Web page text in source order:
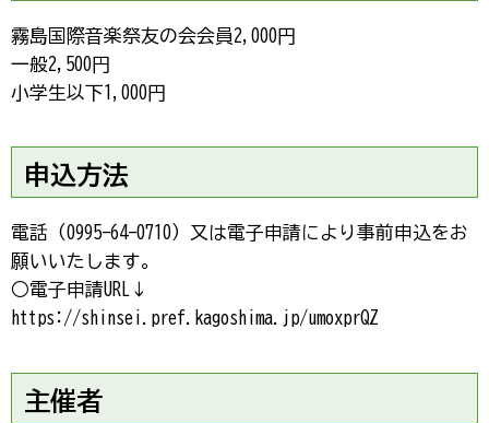
霧島国際音楽祭友の会会員2,000円
一般2,500円
小学生以下1,000円
申込方法
電話（0995-64-0710）又は電子申請により事前申込をお
願いいたします。
○電子申請URL↓
https://shinsei.pref.kagoshima.jp/umoxprQZ
主催者